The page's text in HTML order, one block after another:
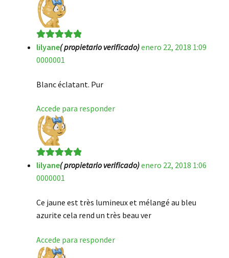
Valorado en5
de 5
lilyane( propietario verificado)enero 22, 2018 1:09
0000001
Blanc éclatant. Pur
Accede para responder
Valorado en5
de 5
lilyane( propietario verificado)enero 22, 2018 1:06
0000001
Ce jaune est très lumineux et mélangé au bleu
azurite cela rend un très beau ver
Accede para responder